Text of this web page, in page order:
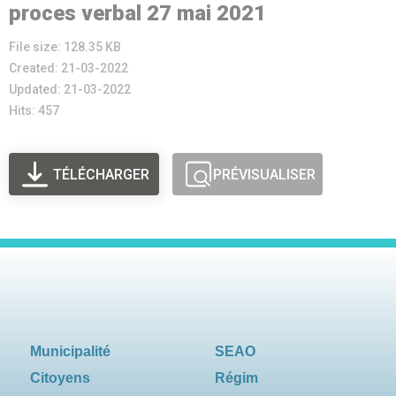
proces verbal 27 mai 2021
File size: 128.35 KB
Created: 21-03-2022
Updated: 21-03-2022
Hits: 457
TÉLÉCHARGER PRÉVISUALISER
Municipalité
Citoyens
SEAO
Régim